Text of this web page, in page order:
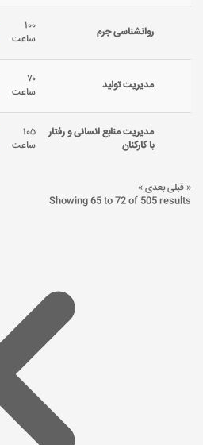
روانشناسی جرم
۱۰۰
ساعت
مدیریت تولید
۷۰
ساعت
مدیریت منابع انسانی و رفتار
با کارکنان
۱۰۵
ساعت
« قبلیبعدی »
Showing65to72of 505results